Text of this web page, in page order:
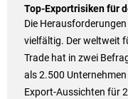
Top-Exportrisiken für
Die
vielfältig. Der weltweit
Trade hat in zwei
als 2.500
Export-Aussichten für